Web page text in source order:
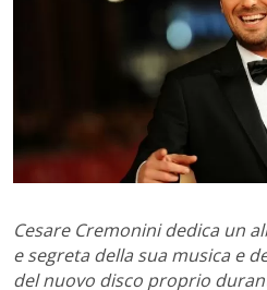
Cesare Cremonini dedica un
e segreta della sua musica e
del nuovo disco proprio